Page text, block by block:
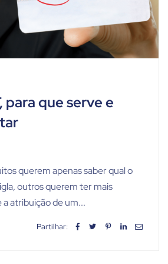
para que serve e
querem apenas saber qual o
outros querem ter mais
atribuição de um...
Partilhar: